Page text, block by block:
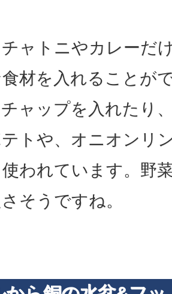
ャトニやカレーだ
材を入れることが
ャップを入れたり
トや、オニオンリ
われています。野
そうですね。